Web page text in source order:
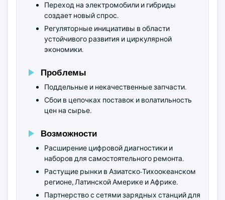
Переход на электромобили и гибриды
создает новый спрос.
Регуляторные инициативы в области
устойчивого развития и циркулярной
экономики.
Проблемы
Поддельные и некачественные запчасти.
Сбои в цепочках поставок и волатильность
цен на сырье.
Возможности
Расширение цифровой диагностики и
наборов для самостоятельного ремонта.
Растущие рынки в Азиатско-Тихоокеанском
регионе, Латинской Америке и Африке.
Партнерство с сетями зарядных станций для